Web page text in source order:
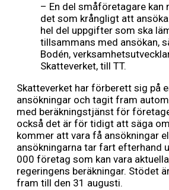
– En del småföretagare kan
det som krångligt att
hel del uppgifter som ska
tillsammans med ansökan,
Bodén,
Skatteverket, till TT.
Skatteverket har förberett sig på
ansökningar och tagit fram
med beräkningstjänst för
också det är för tidigt att säga
kommer att vara få ansökningar
ansökningarna tar fart efterhand
000 företag som kan vara
regeringens beräkningar. Stödet
fram till den 31 augusti.